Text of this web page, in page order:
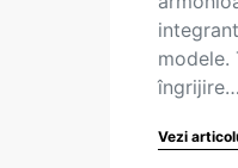
modele.
îngrijire…
Vezi